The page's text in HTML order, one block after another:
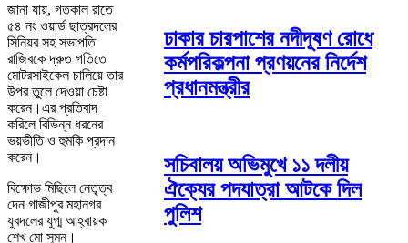
জানা যায়, গতকাল রাতে
৫৪ নং ওয়ার্ড ছাত্রদলের
সিনিয়র সহ সভাপতি
রাজিবকে দ্রুত গতিতে
মোটরসাইকেল চালিয়ে তার
উপর তুলে দেওয়া চেষ্টা
করেন।এর প্রতিবাদ
করিলে বিভিন্ন ধরনের
ভয়ভীতি ও হুমকি প্রদান
করেন।
বিক্ষোভ মিছিলে নেতৃত্ব
দেন গাজীপুর মহানগর
যুবদলের যুগ্ম আহ্বায়ক
শেখ মো সুমন।
ঢাকার চারপাশের নদীদূষণ রোধে
কর্মপরিকল্পনা প্রণয়নের নির্দেশ
প্রধানমন্ত্রীর
সচিবালয় অভিমুখে ১১ দলীয়
ঐক্যের পদযাত্রা আটকে দিল
পুলিশ